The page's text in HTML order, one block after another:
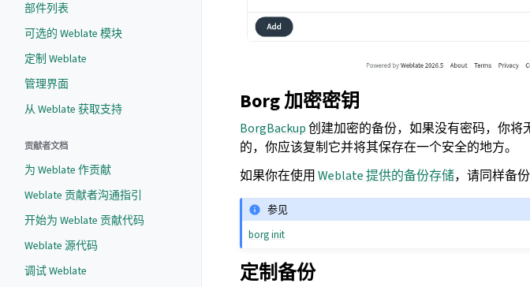
部件列表
可选的 Weblate 模块
定制 Weblate
管理界面
从 Weblate 获取支持
贡献者文档
为 Weblate 作贡献
Weblate 贡献者沟通指引
开始为 Weblate 贡献代码
Weblate 源代码
调试 Weblate
Borg 加密密钥
BorgBackup创建加密的备份，如果没有密码，你
的，你应该复制它并将其保存在一个安全的地方。
如果你在使用 Weblate 提供的备份存储，请同样备
参见
borg init
定制备份